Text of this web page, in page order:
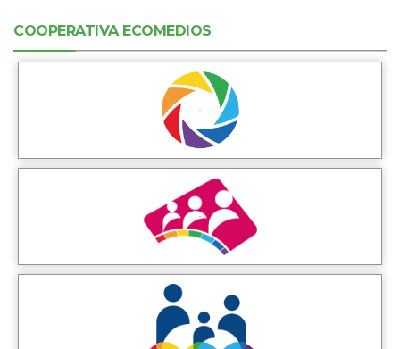
COOPERATIVA ECOMEDIOS